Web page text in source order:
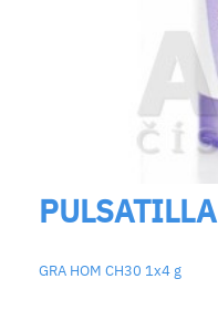
PULSATILLA
GRA HOM CH30 1x4 g